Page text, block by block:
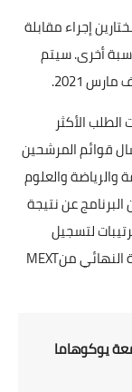
إجراء مقابلة
أخرى. سيتم
2021
.
الأكثر
قوائم المرشحين
والرياضة والعلوم
عن نتيجة
لتسجيل
النهائي منMEXT
يوكوهاما